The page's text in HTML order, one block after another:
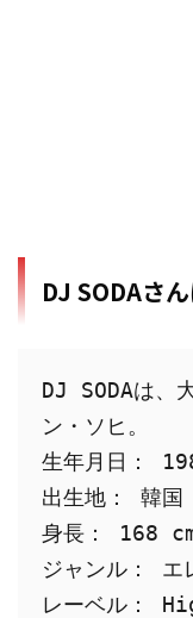
DJ SODAさ
DJ SODAは、
ン・ソヒ。
生年月日：
出生地： 韓国
身長： 168
ジャンル： エ
レーベル：